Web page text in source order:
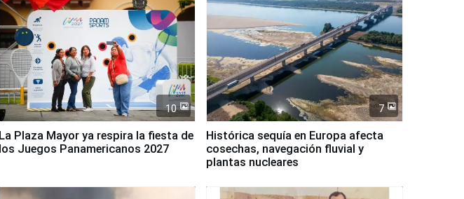
10
La Plaza Mayor ya respira la fiesta de
los Juegos Panamericanos 2027
7
Histórica sequía en Europa afecta
cosechas, navegación fluvial y
plantas nucleares